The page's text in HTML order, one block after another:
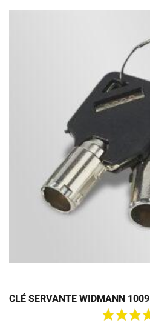
CLÉ SERVANTE WIDMANN 1009